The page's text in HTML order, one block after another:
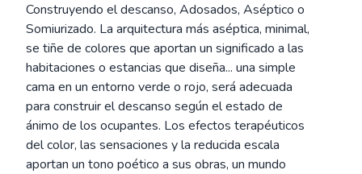
Construyendo el descanso, Adosados, Aséptico o
Somiurizado. La arquitectura más aséptica, minimal,
se tiñe de colores que aportan un significado a las
habitaciones o estancias que diseña... una simple
cama en un entorno verde o rojo, será adecuada
para construir el descanso según el estado de
ánimo de los ocupantes. Los efectos terapéuticos
del color, las sensaciones y la reducida escala
aportan un tono poético a sus obras, un mundo